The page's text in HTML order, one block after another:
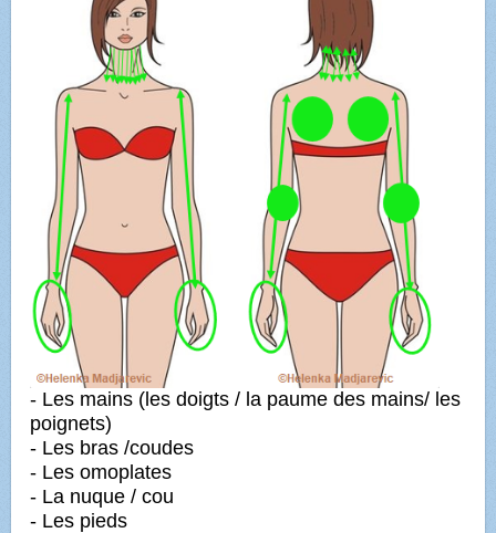
- Les mains (les doigts / la paume des mains/ les
poignets)
- Les bras /coudes
- Les omoplates
- La nuque / cou
- Les pieds